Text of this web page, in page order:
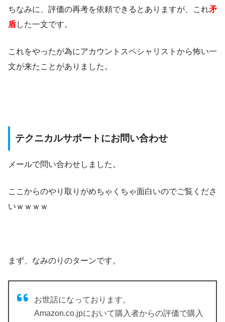
ちなみに、評価の再考を依頼できるとありますが、これ矛
盾した一文です。
これをやったが為にアカウントスペシャリストから怖い一
文が来たことがありました。
テクニカルサポートにお問い合わせ
メールで問い合わせしました。
ここからのやり取りがめちゃくちゃ面白いのでご覧くださ
いｗｗｗｗ
まず、なみのりのターンです。
お世話になっております。
Amazon.co.jpにおいて購入者からの評価で購入